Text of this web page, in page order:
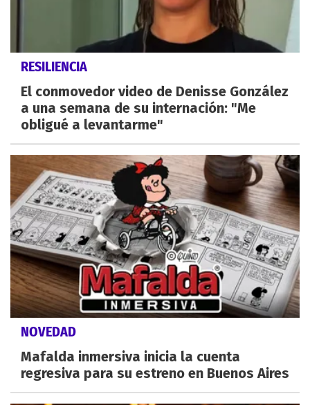
RESILIENCIA
El conmovedor video de Denisse González
a una semana de su internación: "Me
obligué a levantarme"
NOVEDAD
Mafalda inmersiva inicia la cuenta
regresiva para su estreno en Buenos Aires